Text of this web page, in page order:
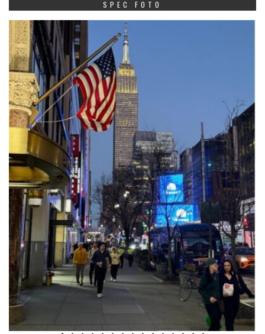
SPEC FOTO